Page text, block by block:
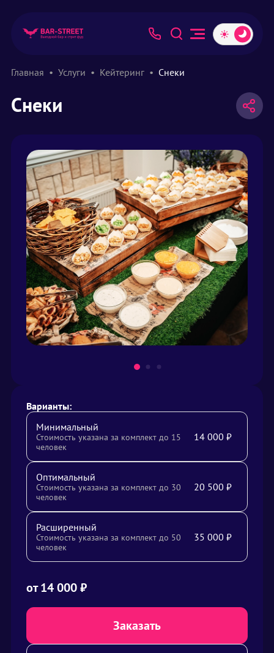
Главная Услуги Кейтеринг Снеки
Снеки
Варианты:
Минимальный
Стоимость указана за комплект до 15
человек
14 000 ₽
Оптимальный
Стоимость указана за комплект до 30
человек
20 500 ₽
Расширенный
Стоимость указана за комплект до 50
человек
35 000 ₽
от14 000₽
Заказать